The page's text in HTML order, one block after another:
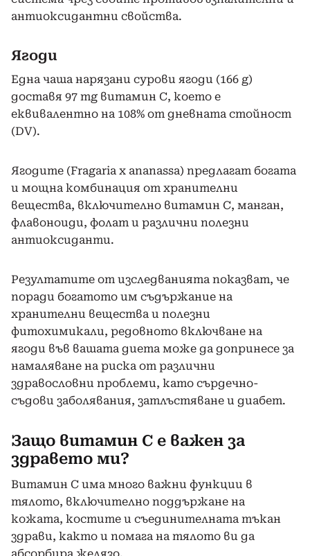
антиоксидантни свойства.
Ягоди
Една чаша нарязани сурови ягоди (166 g)
доставя 97 mg витамин С, което е
еквивалентно на 108% от дневната стойност
(DV).
Ягодите (Fragaria x ananassa) предлагат богата
и мощна комбинация от хранителни
вещества, включително витамин С, манган,
флавоноиди, фолат и различни полезни
антиоксиданти.
Резултатите от изследванията показват, че
поради богатото им съдържание на
хранителни вещества и полезни
фитохимикали, редовното включване на
ягоди във вашата диета може да допринесе за
намаляване на риска от различни
здравословни проблеми, като сърдечно-
съдови заболявания, затлъстяване и диабет.
Защо витамин С е важен за
здравето ми?
Витамин С има много важни функции в
тялото, включително поддържане на
кожата, костите и съединителната тъкан
здрави, както и помага на тялото ви да
абсорбира желязо.